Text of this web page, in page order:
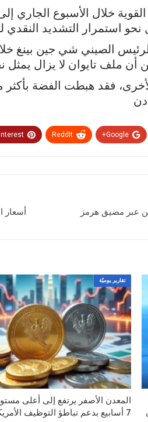
القوية خلال الأسبوع
نحو استمرار التشديد
الصيني شي جين بينغ
أن ملف تايوان لا يزال
Google+
ReddIt
عبر مضيق هرمز
تقارير يوميّة
المعدن الأصفر يرتفع إلى أعلى
7 أسابيع بدعم تباطؤ التوظيف الأمريكي